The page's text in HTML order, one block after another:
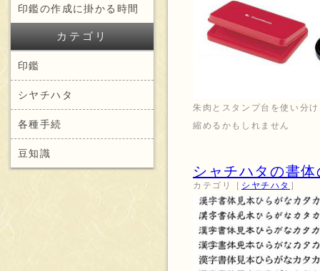
印鑑の作成に掛かる時間
カテゴリ
印鑑
シヤチハタ
各種手続
豆知識
朱肉とスタンプ台を使い分
縮めるかもしれません
シャチハタの書
カテゴリ［ シヤチハタ ］